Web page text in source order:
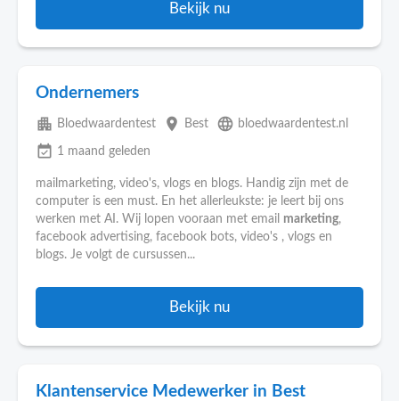
Bekijk nu
Ondernemers
apartment Bloedwaardentest place Best language bloedwaardentest.nl
event_available 1 maand geleden
mailmarketing, video's, vlogs en blogs. Handig zijn met de
computer is een must. En het allerleukste: je leert bij ons
werken met AI. Wij lopen vooraan met email marketing,
facebook advertising, facebook bots, video's , vlogs en
blogs. Je volgt de cursussen...
Bekijk nu
Klantenservice Medewerker in Best